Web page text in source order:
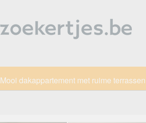
Mooi dakappartement met ruime